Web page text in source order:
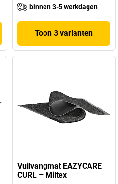
binnen 3-5 werkdagen
Toon 3 varianten
Vuilvangmat EAZYCARE
CURL – Miltex